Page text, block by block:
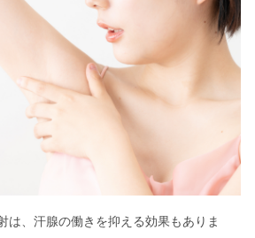
は、汗腺の働きを抑える効果もありま